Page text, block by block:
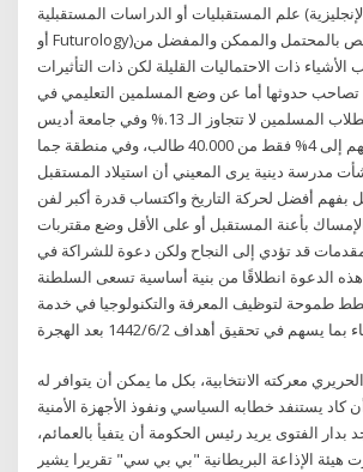
علم المستقبليات أو الدراسات المستقبلية (بالإنجليزية: Futures studies
أو Futurology)‏ هو علم يختص بالمحتمل والممكن والمفضل من
الأشياء ذات الاحتماليات القليلة لكن ذات التأثيرات
تصاحب حدوثها أما عن وضع المسلمين التعليمي في
إثيوبيا فإن نسبة الطلاب المسلمين لا تتجاوز الـ 13.% وفي جامعة أديس
أبابا تصل نسبتهم إلى 4% فقط من 40.000 طالب، وفي منطقة جما
مدرسة دينية يرى المعيني أن استيلاد المستقبل
بفهم أفضل لحركة التاريخ واكتساب قدرة أكبر لفن
بأعنة المستقبل أو على الأقل وضع مقتربات
قد تؤدي إلى النجاح ولكن دعوة للشراكة في
الدعوة انطلاقًا من بنية أساسية تسعى السلطنة
طموحة لتوظيف المعرفة والتكنولوجيا في خدمة
يسهم في تحقيق أهداف 2‏‏/6‏‏/1442 بعد الهجرة
معركته الانتخابية، بكل ما يمكن أن يتوافر له
كاد يستنفد خطابه السياسي ونفوذ الأجهزة الأمنية
بدار الفتوى يريد رئيس الحكومة أن يتفيأ بالعمائم،
الإذاعة البريطانية "بي بي سي" تقريرا يشير